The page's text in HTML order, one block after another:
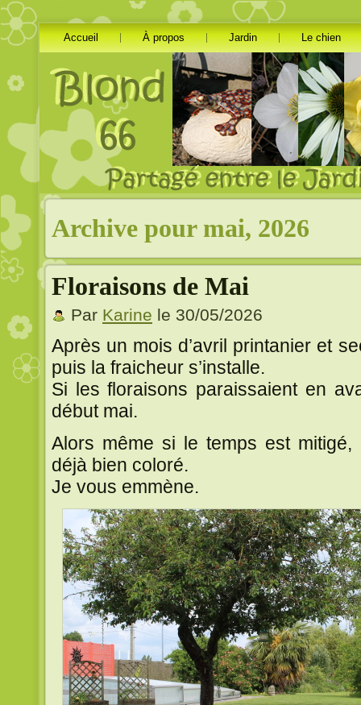
Accueil À propos Jardin Le chien
Archive pour mai, 2026
Floraisons de Mai
Par Karine le 30/05/2026
Après un mois d’avril printanier et
puis la fraicheur s’installe.
Si les floraisons paraissaient en
début mai.
Alors même si le temps est
déjà bien coloré.
Je vous emmène.